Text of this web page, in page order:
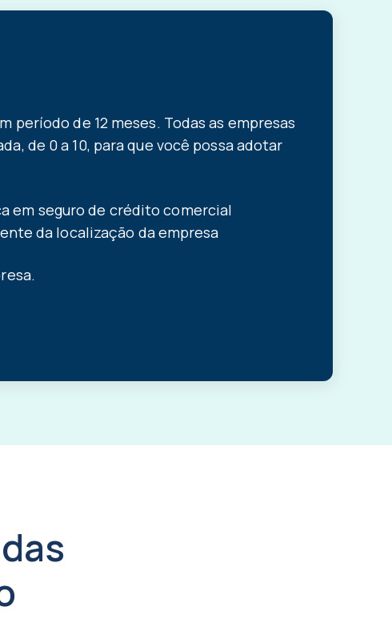
período de 12 meses. Todas as empresas
de 0 a 10, para que você possa adotar
em seguro de crédito comercial
da localização da empresa